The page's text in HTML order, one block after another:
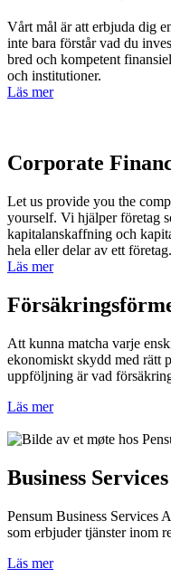
Vårt mål är att erbjuda dig
inte bara förstår vad du
bred och kompetent
och institutioner.
Läs mer
Corporate
Let us provide you the
yourself. Vi hjälper företag
kapitalanskaffning och
hela eller delar av ett företag.
Läs mer
Att kunna matcha varje
ekonomiskt skydd med rätt
uppföljning är vad
Läs mer
Business Services
Pensum Business Services
som erbjuder tjänster inom
Läs mer